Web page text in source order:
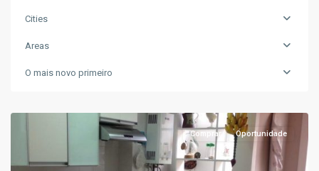
Cities
Areas
O mais novo primeiro
T2,
Comprar Oportunidade